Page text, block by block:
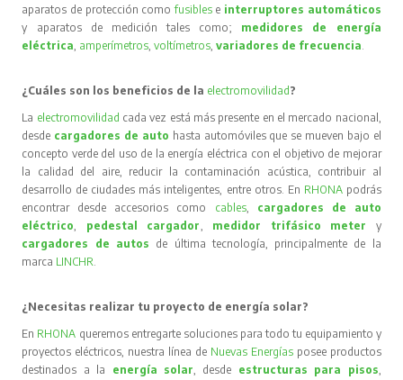
aparatos de protección comofusibles e interruptores automáticos
y aparatos de medición tales como; medidores de energía
eléctrica, amperímetros,voltímetros,variadores de frecuencia.
¿Cuáles son los beneficios de la electromovilidad ?
La electromovilidad cada vez está más presente en el mercado nacional,
desde cargadores de auto hasta automóviles que se mueven bajo el
concepto verde del uso de la energía eléctrica con el objetivo de mejorar
la calidad del aire, reducir la contaminación acústica, contribuir al
desarrollo de ciudades más inteligentes, entre otros. En RHONA podrás
encontrar desde accesorios como cables, cargadores de auto
eléctrico, pedestal cargador, medidor trifásico meter
y
cargadores de autos de última tecnología, principalmente de la
marca LINCHR.
¿Necesitas realizar tu proyecto de energía solar?
En RHONA queremos entregarte soluciones para todo tu equipamiento y
proyectos eléctricos, nuestra línea de Nuevas Energíasposee productos
destinados a la energía solar, desde estructuras para pisos,